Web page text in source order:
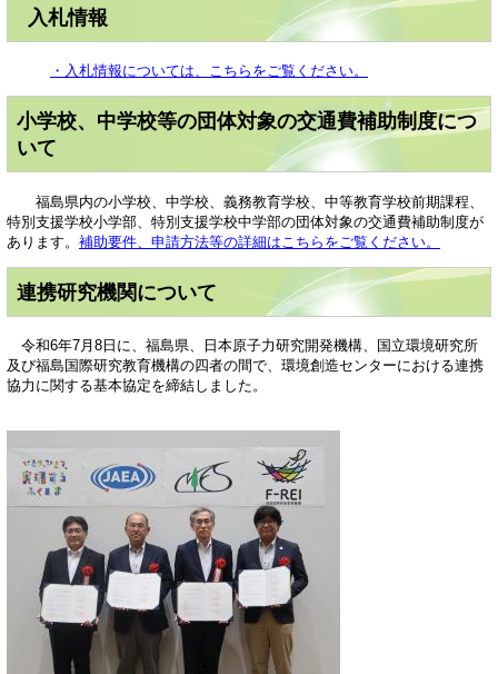
入札情報
・入札情報については、こちらをご覧ください。
小学校、中学校等の団体対象の交通費補助制度につ
いて
福島県内の小学校、中学校、義務教育学校、中等教育学校前期課程、
特別支援学校小学部、特別支援学校中学部の団体対象の交通費補助制度が
あります。 補助要件、申請方法等の詳細はこちらをご覧ください。
連携研究機関について
令和6年7月8日に、福島県、日本原子力研究開発機構、国立環境研究所
及び福島国際研究教育機構の四者の間で、環境創造センターにおける連携
協力に関する基本協定を締結しました。